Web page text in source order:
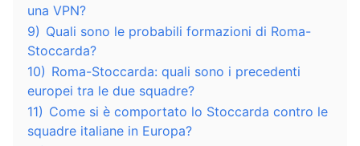
una VPN?
9) Quali sono le probabili formazioni di Roma-
Stoccarda?
10) Roma-Stoccarda: quali sono i precedenti
europei tra le due squadre?
11) Come si è comportato lo Stoccarda contro le
squadre italiane in Europa?